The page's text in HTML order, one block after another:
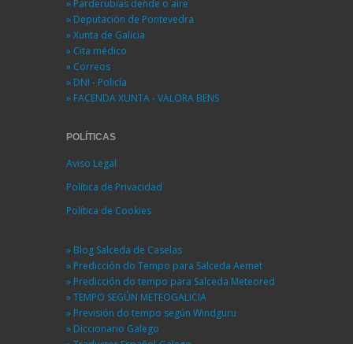
» Parderubias dende o aire
» Deputación de Pontevedra
» Xunta de Galicia
» Cita médico
» Correos
» DNI - Policía
» FACENDA XUNTA - VALORA BENS
POLÍTICAS
Aviso Legal
Política de Privacidad
Política de Cookies
» Blog Salceda de Caselas
» Predicción do Tempo para Salceda Aemet
» Predicción do tempo para Salceda Meteored
» TEMPO SEGÚN METEOGALICIA
» Previsión do tempo según Windguru
» Diccionario Galego